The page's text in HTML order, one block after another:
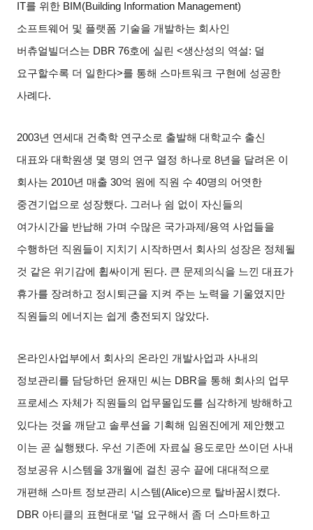
IT를 위한 BIM(Building Information Management)
소프트웨어 및 플랫폼 기술을 개발하는 회사인
버츄얼빌더스는 DBR 76호에 실린 <생산성의 역설: 덜
요구할수록 더 일한다>를 통해 스마트워크 구현에 성공한
사례다.
2003년 연세대 건축학 연구소로 출발해 대학교수 출신
대표와 대학원생 몇 명의 연구 열정 하나로 8년을 달려온 이
회사는 2010년 매출 30억 원에 직원 수 40명의 어엿한
중견기업으로 성장했다. 그러나 쉼 없이 자신들의
여가시간을 반납해 가며 수많은 국가과제/용역 사업들을
수행하던 직원들이 지치기 시작하면서 회사의 성장은 정체될
것 같은 위기감에 휩싸이게 된다. 큰 문제의식을 느낀 대표가
휴가를 장려하고 정시퇴근을 지켜 주는 노력을 기울였지만
직원들의 에너지는 쉽게 충전되지 않았다.
온라인사업부에서 회사의 온라인 개발사업과 사내의
정보관리를 담당하던 윤재민 씨는 DBR을 통해 회사의 업무
프로세스 자체가 직원들의 업무몰입도를 심각하게 방해하고
있다는 것을 깨닫고 솔루션을 기획해 임원진에게 제안했고
이는 곧 실행됐다. 우선 기존에 자료실 용도로만 쓰이던 사내
정보공유 시스템을 3개월에 걸친 공수 끝에 대대적으로
개편해 스마트 정보관리 시스템(Alice)으로 탈바꿈시켰다.
DBR 아티클의 표현대로 ‘덜 요구해서 좀 더 스마트하고